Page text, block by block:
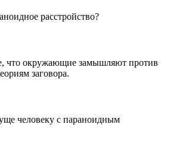
расстройство?
что окружающие замышляют против
заговора.
человеку с параноидным